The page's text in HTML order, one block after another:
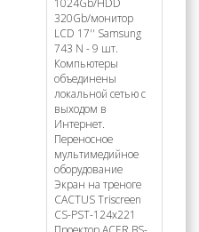
320Gb/монитор
LCD 17'' Samsung
743 N - 9 шт.
Компьютеры
объединены
локальной сетью с
выходом в
Интернет.
Переносное
мультимедийное
оборудование
Экран на треноге
CACTUS Triscreen
CS-PST-124x221